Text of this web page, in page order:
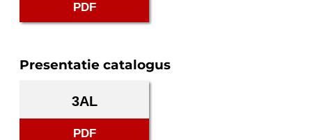
PDF
Presentatie catalogus
3AL
PDF